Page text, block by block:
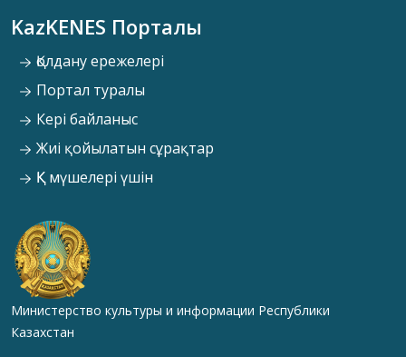
KazKENES Порталы
Қолдану ережелері
Портал туралы
Кері байланыс
Жиі қойылатын сұрақтар
ҚК мүшелері үшін
Министерство культуры и информации Республики
Казахстан